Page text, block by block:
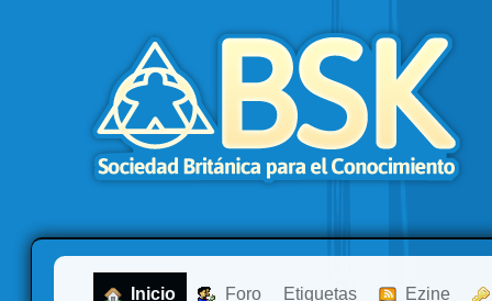
Inicio Foro Etiquetas Ezine